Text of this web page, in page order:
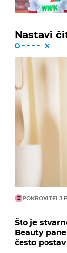
Nastavi
POKROVITELJ
Što je
Beauty
često